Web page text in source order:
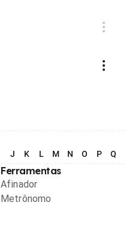
J K L M N O P Q
Ferramentas
Afinador
Metrônomo